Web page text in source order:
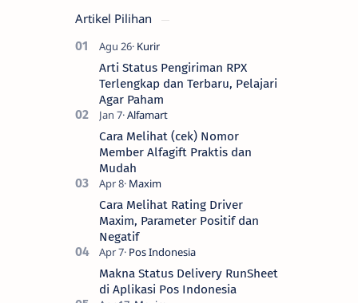
Artikel Pilihan
Arti Status Pengiriman RPX
Terlengkap dan Terbaru, Pelajari
Agar Paham
Cara Melihat (cek) Nomor
Member Alfagift Praktis dan
Mudah
Cara Melihat Rating Driver
Maxim, Parameter Positif dan
Negatif
Makna Status Delivery RunSheet
di Aplikasi Pos Indonesia